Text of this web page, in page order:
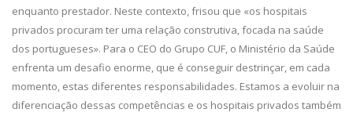
enquanto prestador. Neste contexto, frisou que «os hospitais
privados procuram ter uma relação construtiva, focada na saúde
dos portugueses». Para o CEO do Grupo CUF, o Ministério da Saúde
enfrenta um desafio enorme, que é conseguir destrinçar, em cada
momento, estas diferentes responsabilidades. Estamos a evoluir na
diferenciação dessas competências e os hospitais privados também